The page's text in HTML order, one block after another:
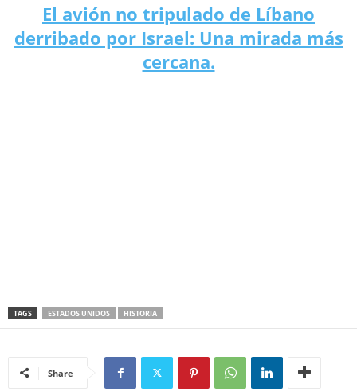
El avión no tripulado de Líbano
derribado por Israel: Una mirada más
cercana.
TAGS ESTADOS UNIDOS HISTORIA
Share